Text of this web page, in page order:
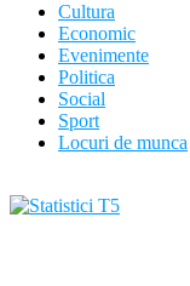
Cultura
Economic
Evenimente
Politica
Social
Sport
Locuri de munca